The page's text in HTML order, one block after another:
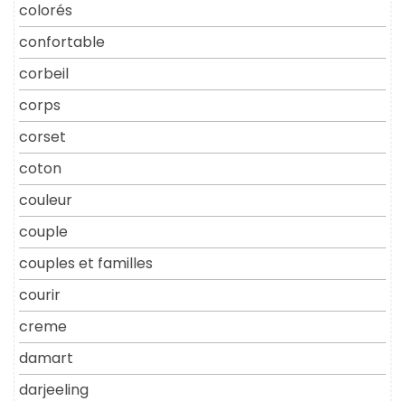
colorés
confortable
corbeil
corps
corset
coton
couleur
couple
couples et familles
courir
creme
damart
darjeeling